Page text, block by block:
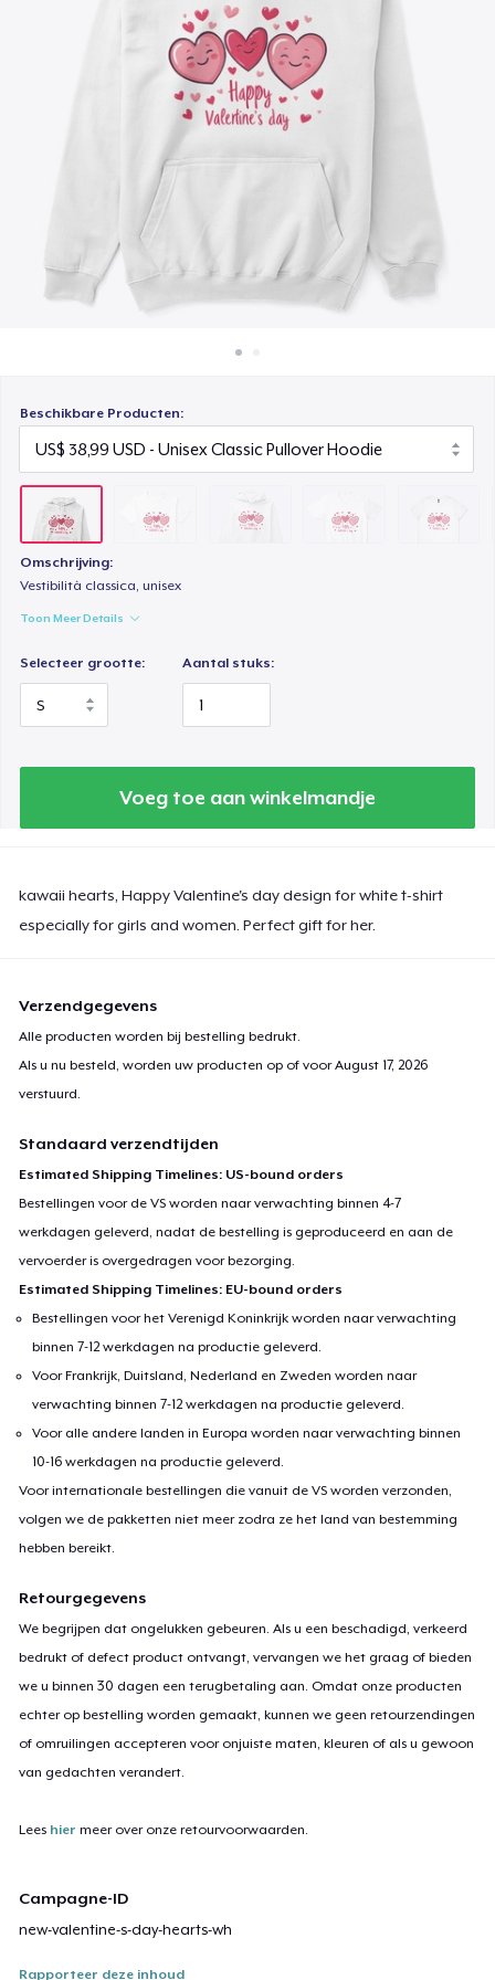
Verkoop overal
Verkoop alles
Beschikbare Producten:
Omschrijving:
Vestibilità classica, unisex
Toon Meer Details
Selecteer grootte: Aantal stuks:
Voeg toe aan winkelmandje
kawaii hearts, Happy Valentine's day design for white t-shirt
especially for girls and women. Perfect gift for her.
Verzendgegevens
Alle producten worden bij bestelling bedrukt.
Als u nu besteld, worden uw producten op of voorAugust 17, 2026
verstuurd.
Standaard verzendtijden
Estimated Shipping Timelines: US-bound orders
Bestellingen voor de VS worden naar verwachting binnen 4-7
werkdagen geleverd, nadat de bestelling is geproduceerd en aan de
vervoerder is overgedragen voor bezorging.
Estimated Shipping Timelines: EU-bound orders
Bestellingen voor het Verenigd Koninkrijk worden naar verwachting
binnen 7-12 werkdagen na productie geleverd.
Voor Frankrijk, Duitsland, Nederland en Zweden worden naar
verwachting binnen 7-12 werkdagen na productie geleverd.
Voor alle andere landen in Europa worden naar verwachting binnen
10-16 werkdagen na productie geleverd.
Voor internationale bestellingen die vanuit de VS worden verzonden,
volgen we de pakketten niet meer zodra ze het land van bestemming
hebben bereikt.
Retourgegevens
We begrijpen dat ongelukken gebeuren. Als u een beschadigd, verkeerd
bedrukt of defect product ontvangt, vervangen we het graag of bieden
we u binnen 30 dagen een terugbetaling aan. Omdat onze producten
echter op bestelling worden gemaakt, kunnen we geen retourzendingen
of omruilingen accepteren voor onjuiste maten, kleuren of als u gewoon
van gedachten verandert.
Lees hier meer over onze retourvoorwaarden.
Campagne-ID
new-valentine-s-day-hearts-wh
Rapporteer deze inhoud
Unisex Premium Pullover Hoodie
US$ 39,99
Comfort Tee
Women's Maple Tee
US$ 31,99
Women's Classic Tee
US$ 23,99
Women's Boyfriend Tee
US$ 24,99
Classic Long Sleeve Tee
US$ 29,99